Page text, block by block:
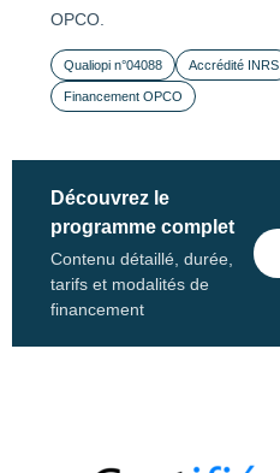
OPCO.
Qualiopi n°04088 Accrédité INRS
Financement OPCO
Découvrez le
programme complet
Contenu détaillé, durée,
tarifs et modalités de
financement